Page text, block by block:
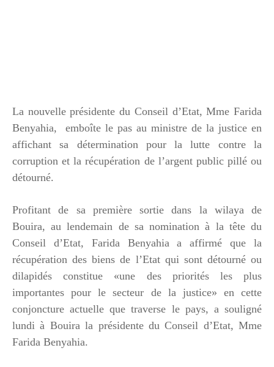
La nouvelle présidente du Conseil d’Etat, Mme Farida
Benyahia, emboîte le pas au ministre de la justice en
affichant sa détermination pour la lutte contre la
corruption et la récupération de l’argent public pillé ou
détourné.
Profitant de sa première sortie dans la wilaya de
Bouira, au lendemain de sa nomination à la tête du
Conseil d’Etat, Farida Benyahia a affirmé que la
récupération des biens de l’Etat qui sont détourné ou
dilapidés constitue «une des priorités les plus
importantes pour le secteur de la justice» en cette
conjoncture actuelle que traverse le pays, a souligné
lundi à Bouira la présidente du Conseil d’Etat, Mme
Farida Benyahia.